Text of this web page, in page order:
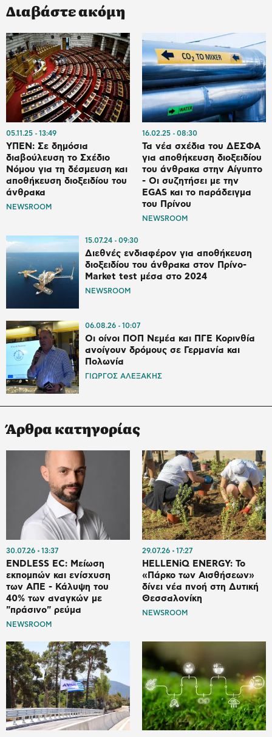
Διαβάστε ακόμη
05.11.25 13:49
ΥΠΕΝ: Σε δημόσια
διαβούλευση το Σχέδιο
Νόμου για τη δέσμευση και
αποθήκευση διοξειδίου του
άνθρακα
NEWSROOM
16.02.25 08:30
Τα νέα σχέδια του ΔΕΣΦΑ
για αποθήκευση διοξειδίου
του άνθρακα στην Αίγυπτο
- Οι συζητήσει με την
EGAS και το παράδειγμα
του Πρίνου
NEWSROOM
15.07.24 09:30
Διεθνές ενδιαφέρον για αποθήκευση
διοξειδίου του άνθρακα στον Πρίνο-
Market test μέσα στο 2024
NEWSROOM
06.08.26 10:07
Οι οίνοι ΠΟΠ Νεμέα και ΠΓΕ Κορινθία
ανοίγουν δρόμους σε Γερμανία και
Πολωνία
ΓΙΩΡΓΟΣ ΑΛΕΞΑΚΗΣ
Άρθρα κατηγορίας
30.07.26 13:37
ENDLESS EC: Μείωση
εκπομπών και ενίσχυση
των ΑΠΕ - Κάλυψη του
40% των αναγκών με
"πράσινο" ρεύμα
NEWSROOM
29.07.26 17:27
HELLENiQ ENERGY: Το
«Πάρκο των Αισθήσεων»
δίνει νέα πνοή στη Δυτική
Θεσσαλονίκη
NEWSROOM